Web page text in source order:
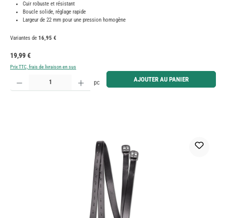
Cuir robuste et résistant
Boucle solide, réglage rapide
Largeur de 22 mm pour une pression homogène
Variantes de 16,95 €
Prix régulier :
19,99 €
Prix TTC, frais de livraison en sus
Quantité de produit : Entrez la quantité souhaitée ou utilisez les boutons pour augmenter ou
pc AJOUTER AU PANIER